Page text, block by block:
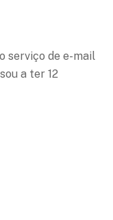
serviço de e-mail
a ter 12